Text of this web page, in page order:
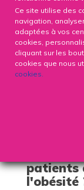
D'UNE
8548 Vues
Quel
patients
l'obésité
Ce site utilise des
navigation,
adaptées à vos
cookies,
cliquant sur les
cookies que nous
cookies.